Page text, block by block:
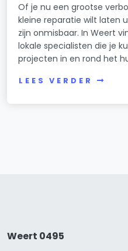
Of je nu een grootse
kleine reparatie wilt laten
zijn onmisbaar. In Weert
lokale specialisten die je
projecten in en rond het
LEES VERDER
Weert 0495